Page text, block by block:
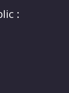
: